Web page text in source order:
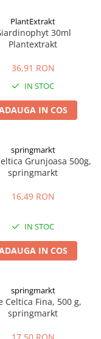
PlantExtrakt
30ml
Plantextrakt
36,91 RON
IN STOC
IN COS
springmarkt
Grunjoasa 500g,
springmarkt
16,49 RON
IN STOC
IN COS
springmarkt
Celtica Fina, 500 g,
springmarkt